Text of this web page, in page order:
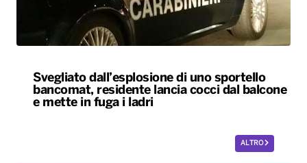
Svegliato dall’esplosione di uno sportello
bancomat, residente lancia cocci dal balcone
e mette in fuga i ladri
ALTRO